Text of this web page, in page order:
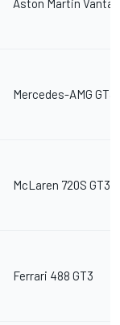
Aston Martin
Mercedes-AMG GT3
McLaren 720S GT3
Ferrari 488 GT3